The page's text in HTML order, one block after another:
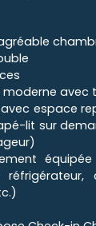
moderne avec
avec espace
lit sur